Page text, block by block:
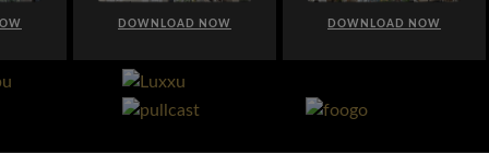
DOWNLOAD NOW DOWNLOAD NOW